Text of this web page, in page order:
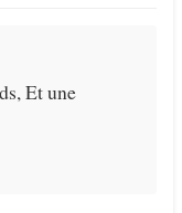
Et une